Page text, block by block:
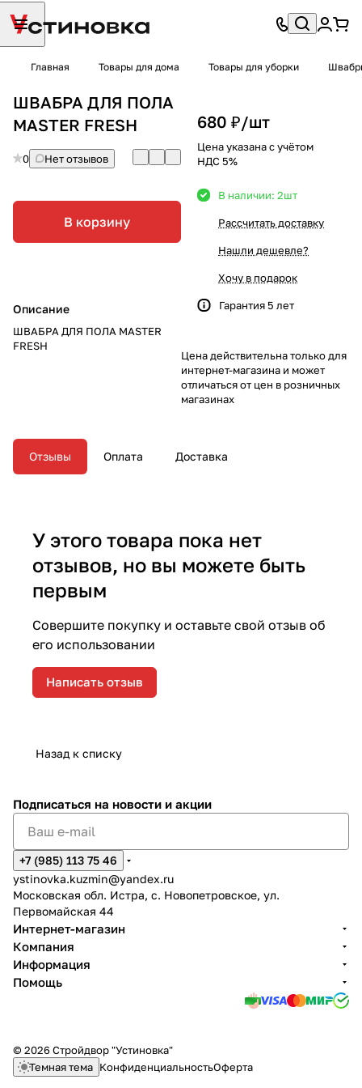
Главная Товары для дома Товары для уборки
ШВАБРА ДЛЯ ПОЛА
MASTER FRESH
0 Нет отзывов
В корзину
Описание
ШВАБРА ДЛЯ ПОЛА MASTER
FRESH
680 ₽/шт
Цена указана с учётом
НДС 5%
В наличии: 2шт
Рассчитать доставку
Нашли дешевле?
Хочу в подарок
Гарантия 5 лет
Цена действительна только для
интернет-магазина и может
отличаться от цен в розничных
магазинах
Отзывы Оплата Доставка
У этого товара пока нет
отзывов, но вы можете быть
первым
Совершите покупку и оставьте свой отзыв об
его использовании
Написать отзыв
Назад к списку
Подписаться на новости и акции
+7 (985) 113 75 46
ystinovka.kuzmin@yandex.ru
Московская обл. Истра, с. Новопетровское, ул.
Первомайская 44
Интернет-магазин
Компания
Информация
Помощь
© 2026 Стройдвор "Устиновка"
Темная тема КонфиденциальностьОферта